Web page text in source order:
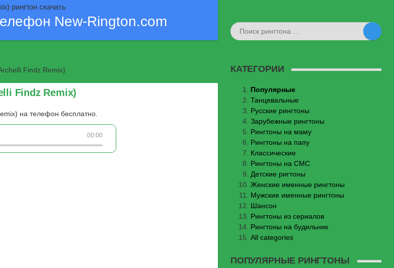
рингтон скачать
New-Rington.com
Findz Remix)
Findz Remix)
на телефон бесплатно.
00:00
КАТЕГОРИИ
Популярные
Танцевальные
Русские рингтоны
Зарубежные рингтоны
Рингтоны на маму
Рингтоны на папу
Классические
Рингтоны на СМС
Детские ригтоны
Женские именные рингтоны
Мужские именные рингтоны
Шансон
Рингтоны из сериалов
Рингтоны на будильник
All categories
ПОПУЛЯРНЫЕ РИНГТОНЫ